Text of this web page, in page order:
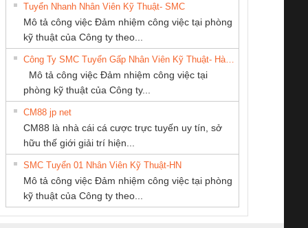
An Toàn
Contact
– PSR-
SCP-
FSP/2X1/1X2
sát chuỗi
tấm pin
16I+
(2502520000)
Bộ giám sát chuỗi
tấm pin
TRANSCLINIC 16I+
1K5 L (2433950000)
Bộ giám sát dòng
TRANSCLINIC 16I+
(2008130000)
điện TRANSCLINIC
BKE 1K5.4
(7791400879)2. Giá
Nẹp nhôm chống
trơn Đà Nẵng
TY CỔ
DÂY VÀ
ĐIỆN
ĐÌNH
CÔNG TY TNHH
THIẾT BỊ CÔNG
NGHIỆP NIHON
SETSUBI VIỆT
NAM
Tan Dong Cang
TY TNHH
MẠI
ÂN VIỆT
Thương Mại SX
Ba Miền
TM-DV DAI DONG
Tuyển Nhanh Nhân Viên Kỹ Thuật- SMC
Mô tả công việc Đảm nhiệm công việc tại phòng
kỹ thuật của Công ty theo...
Mô tả công việc Đảm nhiệm công việc tại
phòng kỹ thuật của Công ty...
CM88 jp net
CM88 là nhà cái cá cược trực tuyến uy tín, sở
hữu thế giới giải trí hiện...
SMC Tuyển 01 Nhân Viên Kỹ Thuật-HN
Mô tả công việc Đảm nhiệm công việc tại phòng
kỹ thuật của Công ty theo...